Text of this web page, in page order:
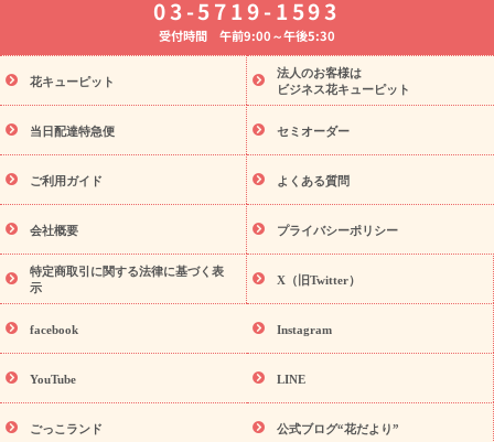
お供え・お悔やみ お供え・お悔やみの花
通夜・葬儀に贈る花 胡蝶蘭・花鉢
ーブドフラワー
季節のイベント
ひまわり ギフト・プレゼント
特集
お盆 花（新盆・初盆） 季節のイベント
お盆 花（新
盆・初盆）
お盆 花（新盆・初盆）
お盆・お供え 花とセットギ
フト
お盆・お供え プリザーブドフラワー
ひまわり ギフト・プ
レゼント特集
夏の花贈り・お中元・暑中見舞い 花のギフト特集
敬老の日におくる花ギフト・プレゼント特集
花ギフト・プレゼント特集
敬老の日 花のおすすめランキング
敬
老の日 花鉢植えのギフト・プレゼント特集
敬老の日 花とセットギ
フト・プレゼント特集
敬老の日の花 全てのギフト一覧
キャン
ペーン
映画『ウォーターガーディアンズ』コラボキャンペーン
「きょう誕生日なんです」キャンペーン
誕生日の花を探す
誕生日フラワーギフト 誕生日フラワーギフト特集
(トルコキキョウ)
9月の誕生花(リンドウ)
ら探す
お祝いの花特集 当日配達特急便 お祝い商品一覧
03-5719-1593
受付時間 午前9:00～午後5:30
花キューピット
法人のお客様は
ビジネス花キューピット
当日配達特急便 セミオーダー
ご利用ガイド よくある質問
会社概要 プライバシーポリシー
特定商取引に関する法律に基づく表
示
X（旧Twitter）
facebook Instagram
YouTube LINE
ごっこランド 公式ブログ“花だより”